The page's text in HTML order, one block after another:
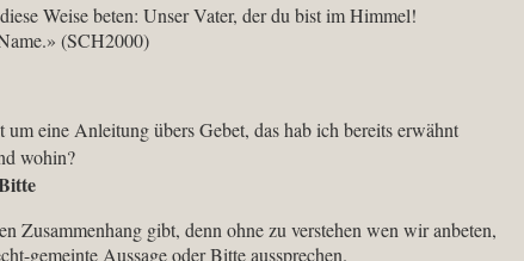
Weise beten: Unser Vater, der du bist im Himmel!
(SCH2000)
um eine Anleitung übers Gebet, das hab ich bereits erwähnt
wohin?
Zusammenhang gibt, denn ohne zu verstehen wen wir anbeten,
gemeinte Aussage oder Bitte aussprechen.